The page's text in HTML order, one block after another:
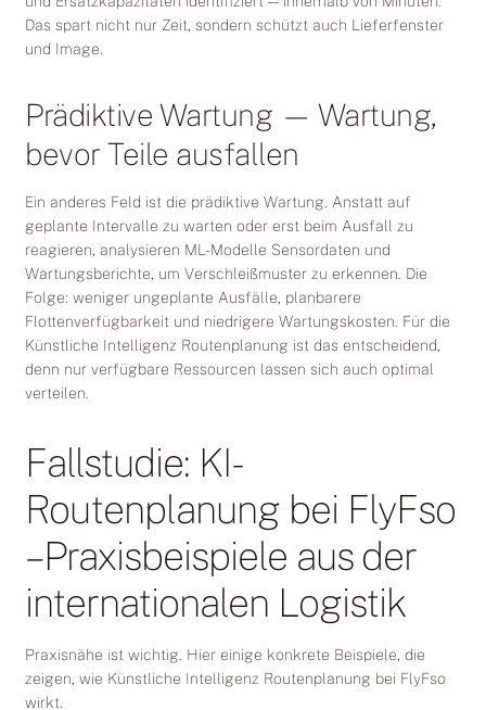
Das spart nicht nur Zeit, sondern schützt auch Lieferfenster
und Image.
Prädiktive Wartung — Wartung,
bevor Teile ausfallen
Ein anderes Feld ist die prädiktive Wartung. Anstatt auf
geplante Intervalle zu warten oder erst beim Ausfall zu
reagieren, analysieren ML-Modelle Sensordaten und
Wartungsberichte, um Verschleißmuster zu erkennen. Die
Folge: weniger ungeplante Ausfälle, planbarere
Flottenverfügbarkeit und niedrigere Wartungskosten. Für die
Künstliche Intelligenz Routenplanung ist das entscheidend,
denn nur verfügbare Ressourcen lassen sich auch optimal
verteilen.
Fallstudie: KI-
Routenplanung bei FlyFso
– Praxisbeispiele aus der
internationalen Logistik
Praxisnähe ist wichtig. Hier einige konkrete Beispiele, die
zeigen, wie Künstliche Intelligenz Routenplanung bei FlyFso
wirkt.